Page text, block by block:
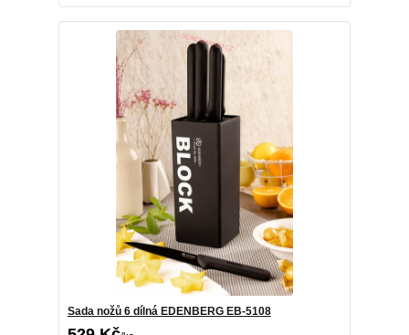
Sada nožů 6 dílná EDENBERG EB-5108